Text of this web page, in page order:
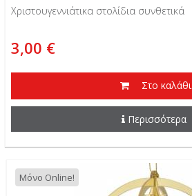
Χριστουγεννιάτικα στολίδια συνθετικά
3,00 €
Στο καλάθι
Περισσότερα
Μόνο Online!